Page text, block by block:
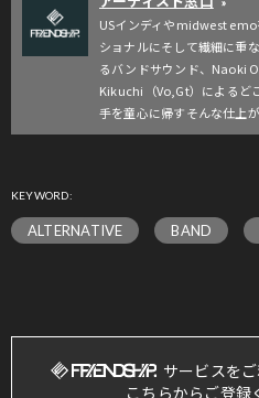
USインディやmidwest
ショナルにそして繊細に重
るバンドサウンド、Naoki
Kikuchi（Vo,Gt）によるど
手を童心に帰すそんな仕上が
KEYWORD:
ALTERNATIVE BAND
サービスを
こちらからご登録